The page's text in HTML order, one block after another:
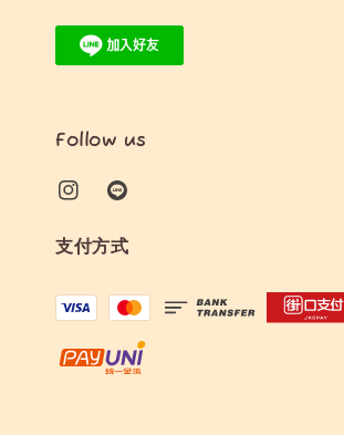
Follow us
支付方式